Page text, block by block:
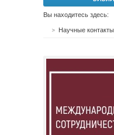
Вы находитесь здесь:
Научные